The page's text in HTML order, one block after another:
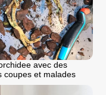
avec des
coupes et malades